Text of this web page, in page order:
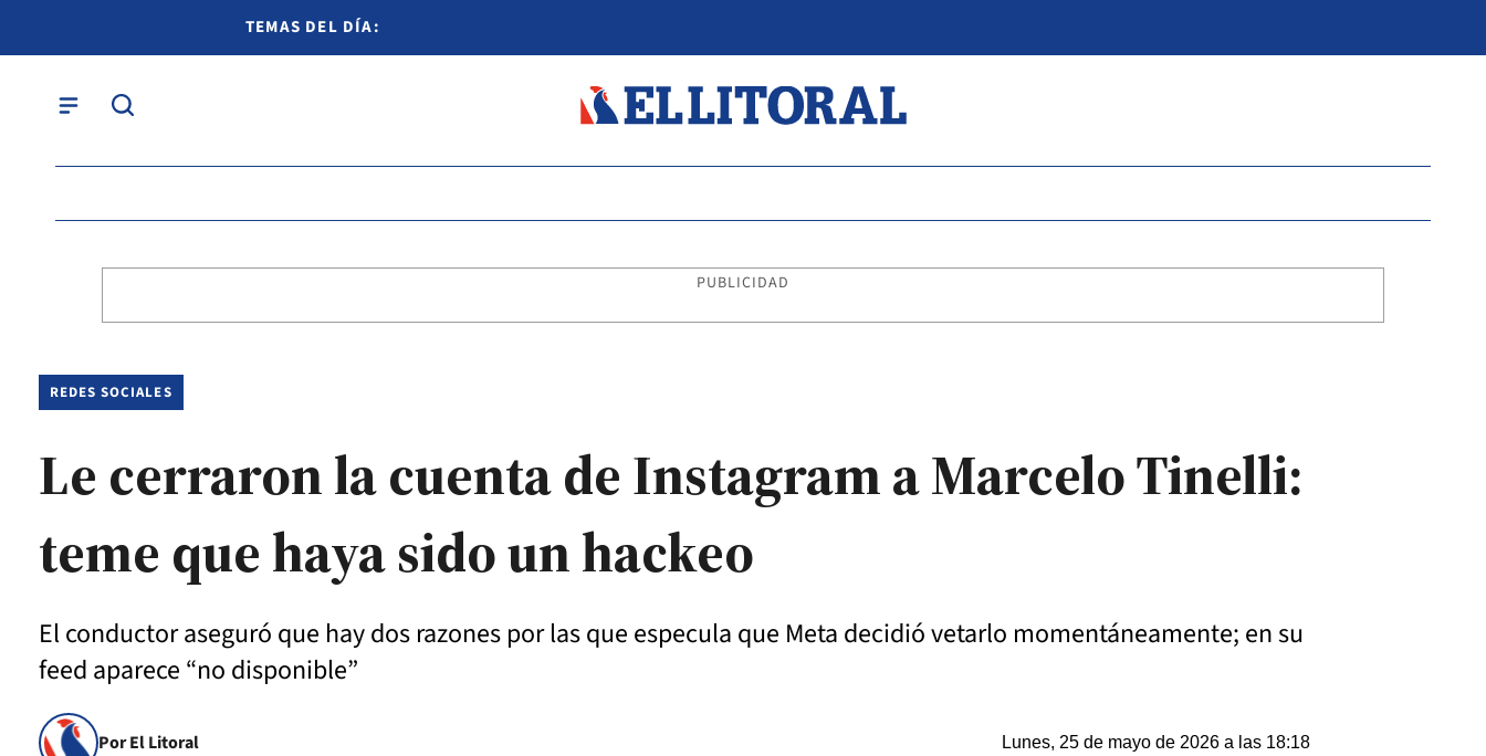
TEMAS DEL DÍA:
PUBLICIDAD
REDES SOCIALES
Le cerraron la cuenta de Instagram a Marcelo Tinelli:
teme que haya sido un hackeo
El conductor aseguró que hay dos razones por las que especula que Meta decidió vetarlo momentáneamente; en su
feed aparece “no disponible”
Por El Litoral Lunes, 25 de mayo de 2026 a las 18:18